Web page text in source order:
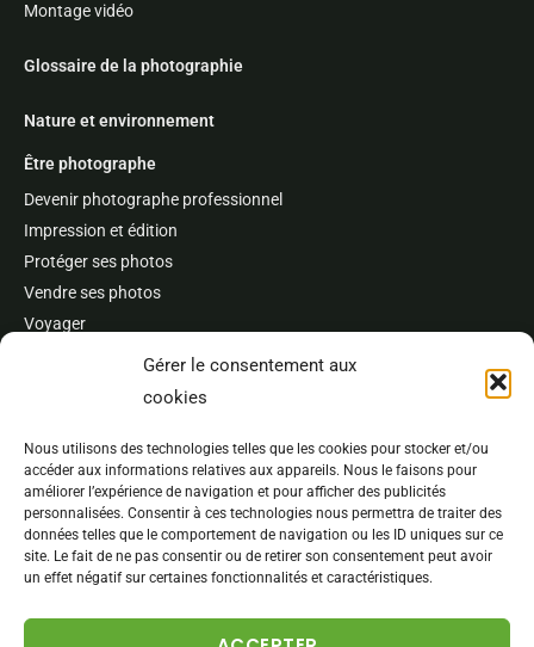
Gérer le consentement aux
cookies
Nous utilisons des technologies telles que les cookies pour stocker et/ou
accéder aux informations relatives aux appareils. Nous le faisons pour
améliorer l’expérience de navigation et pour afficher des publicités
personnalisées. Consentir à ces technologies nous permettra de traiter des
données telles que le comportement de navigation ou les ID uniques sur ce
site. Le fait de ne pas consentir ou de retirer son consentement peut avoir
un effet négatif sur certaines fonctionnalités et caractéristiques.
Montage vidéo
Glossaire de la photographie
Nature et environnement
Être photographe
Devenir photographe professionnel
Impression et édition
Protéger ses photos
Vendre ses photos
Voyager
Concours et festivals
L’auteur
Publications et références
Best of
Banque d’images